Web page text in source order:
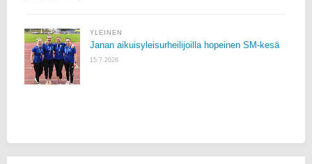
YLEINEN
Janan aikuisyleisurheilijoilla hopeinen SM-kesä
15.7.2026